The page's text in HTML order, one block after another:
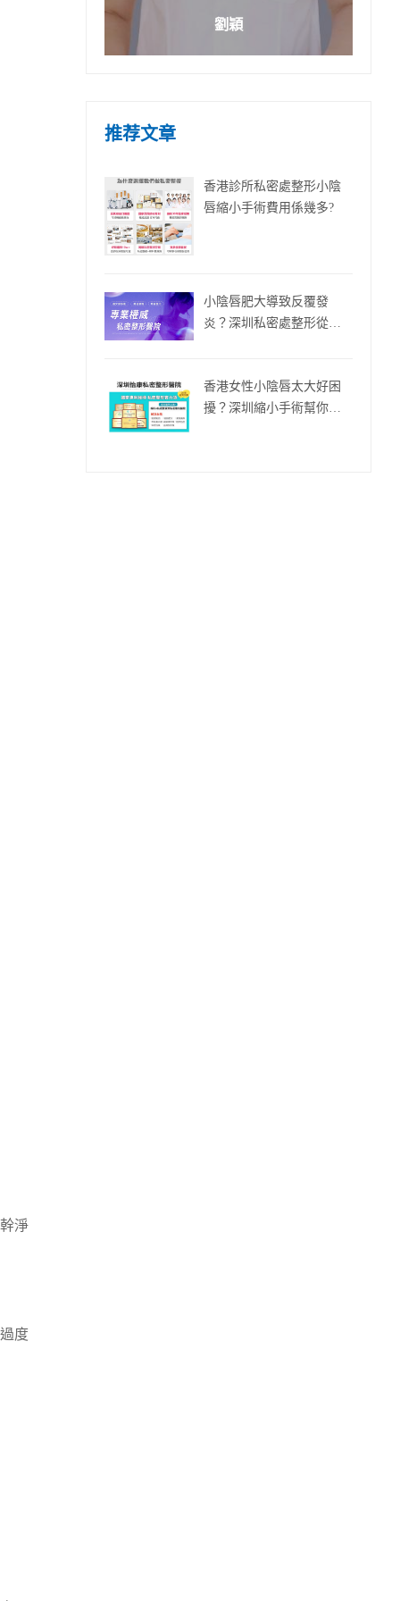
淨
度
劉穎
推荐文章
香港診所私密處整形小陰
唇縮小手術費用係幾多?
小陰唇肥大導致反覆發
炎？深圳私密處整形從源
香港女性小陰唇太大好困
擾？深圳縮小手術幫你解